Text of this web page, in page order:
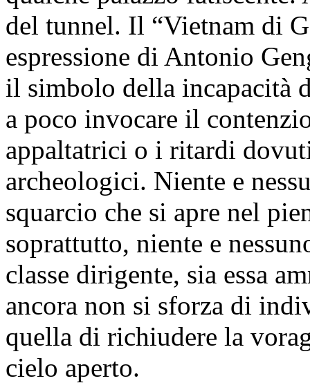
del tunnel. Il “Vietnam di
espressione di Antonio
il simbolo della incapacità
a poco invocare il
appaltatrici o i ritardi
archeologici. Niente e
squarcio che si apre nel
soprattutto, niente e
classe dirigente, sia essa
ancora non si sforza di
quella di richiudere la
cielo aperto.